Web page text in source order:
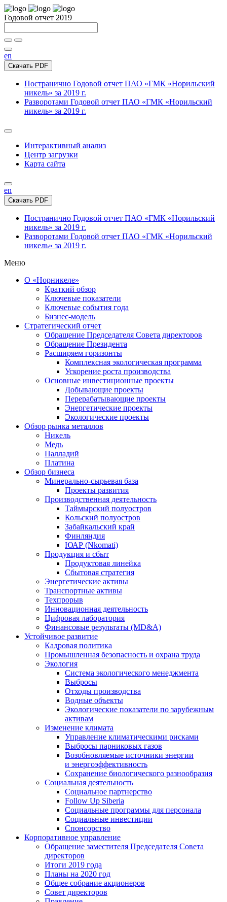
Годовой отчет 2019
en
Скачать PDF
Постранично Годовой отчет ПАО «ГМК «Норильский
никель» за 2019 г.
Разворотами Годовой отчет ПАО «ГМК «Норильский
никель» за 2019 г.
Интерактивный анализ
Центр загрузки
Карта сайта
en
Скачать PDF
Постранично Годовой отчет ПАО «ГМК «Норильский
никель» за 2019 г.
Разворотами Годовой отчет ПАО «ГМК «Норильский
никель» за 2019 г.
Меню
О «Норникеле»
Краткий обзор
Ключевые показатели
Ключевые события года
Бизнес-модель
Стратегический отчет
Обращение Председателя Совета директоров
Обращение Президента
Расширяем горизонты
Комплексная экологическая программа
Ускорение роста производства
Основные инвестиционные проекты
Добывающие проекты
Перерабатывающие проекты
Энергетические проекты
Экологические проекты
Обзор рынка металлов
Никель
Медь
Палладий
Платина
Обзор бизнеса
Минерально-сырьевая база
Проекты развития
Производственная деятельность
Таймырский полуостров
Кольский полуостров
Забайкальский край
Финляндия
ЮАР (Nkomati)
Продукция и сбыт
Продуктовая линейка
Сбытовая стратегия
Энергетические активы
Транспортные активы
Техпрорыв
Инновационная деятельность
Цифровая лаборатория
Финансовые результаты (MD&A)
Устойчивое развитие
Кадровая политика
Промышленная безопасность и охрана труда
Экология
Система экологического менеджмента
Выбросы
Отходы производства
Водные объекты
Экологические показатели по зарубежным
активам
Изменение климата
Управление климатическими рисками
Выбросы парниковых газов
Возобновляемые источники энергии
и энергоэффективность
Сохранение биологического разнообразия
Социальная деятельность
Социальное партнерство
Follow Up Siberia
Социальные программы для персонала
Социальные инвестиции
Спонсорство
Корпоративное управление
Обращение заместителя Председателя Совета
директоров
Итоги 2019 года
Планы на 2020 год
Общее собрание акционеров
Совет директоров